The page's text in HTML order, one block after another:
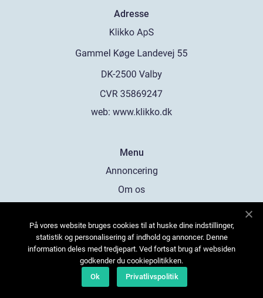
Adresse
web: www.klikko.dk
Menu
Annoncering
Om os
Kontakt os
Sitemap
På vores website bruges cookies til at huske dine indstillinger,
statistik og personalisering af indhold og annoncer. Denne
information deles med tredjepart. Ved fortsat brug af websiden
godkender du cookiepolitikken.
Ok
Privatlivspolitik